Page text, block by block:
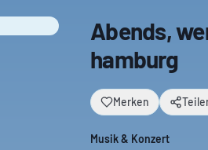
Abends,
hamburg
Merken
Musik & Konzert